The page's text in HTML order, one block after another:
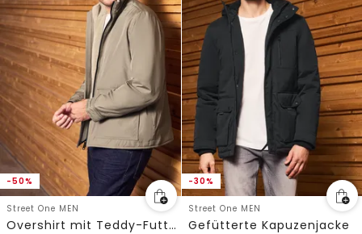
-50%
Street One MEN
Overshirt mit Teddy-Futter
-30%
Street One MEN
Gefütterte Kapuzenjacke